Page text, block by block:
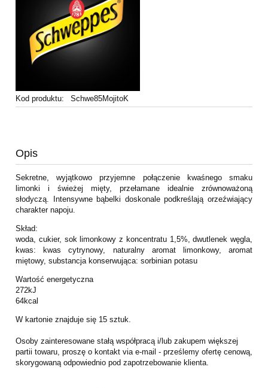
Kod produktu: Schwe85MojitoK
Opis
Sekretne, wyjątkowo przyjemne połączenie kwaśnego smaku
limonki i świeżej mięty, przełamane idealnie zrównoważoną
słodyczą. Intensywne bąbelki doskonale podkreślają orzeźwiający
charakter napoju.
Skład:
woda, cukier, sok limonkowy z koncentratu 1,5%, dwutlenek węgla,
kwas: kwas cytrynowy, naturalny aromat limonkowy, aromat
miętowy, substancja konserwująca: sorbinian potasu
Wartość energetyczna
272kJ
64kcal
W kartonie znajduje się 15 sztuk.
Osoby zainteresowane stałą współpracą i/lub zakupem większej
partii towaru, proszę o kontakt via e-mail - prześlemy ofertę cenową,
skorygowaną odpowiednio pod zapotrzebowanie klienta.